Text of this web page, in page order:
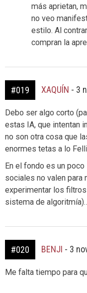
más aprietan,
no veo
estilo. Al
compran la
#019 XAQUÍN - 3
Debo ser algo corto
estas IA, que intentan
no son otra cosa que
enormes tetas a lo
En el fondo es un
sociales no valen para
experimentar los
sistema de
#020 BENJI - 3
Me falta tiempo para